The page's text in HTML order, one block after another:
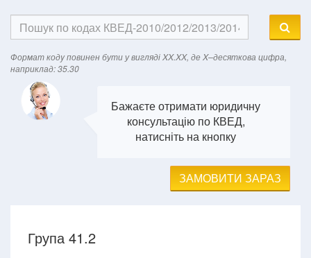
Формат кодy повинен бути у вигляді XX.XX, де X–десяткова цифра,
наприклад: 35.30
Бажаєте отримати юридичну
консультацію по КВЕД,
натисніть на кнопку
ЗАМОВИТИ ЗАРАЗ
Група 41.2